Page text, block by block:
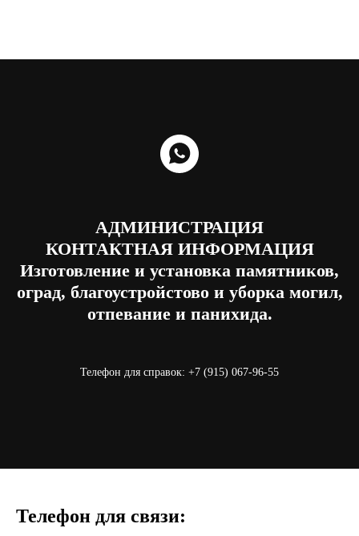
АДМИНИСТРАЦИЯ
КОНТАКТНАЯ ИНФОРМАЦИЯ
Изготовление и установка памятников,
оград, благоустройстово и уборка могил,
отпевание и панихида.
Телефон для справок: +7 (915) 067-96-55
Телефон для связи: